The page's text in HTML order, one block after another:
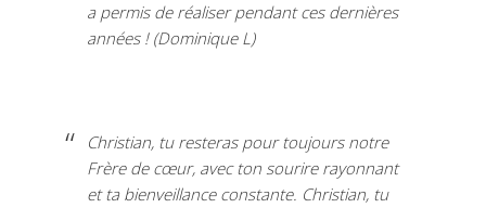
a permis de réaliser pendant ces dernières
années ! (Dominique L)
Christian, tu resteras pour toujours notre
Frère de cœur, avec ton sourire rayonnant
et ta bienveillance constante. Christian, tu